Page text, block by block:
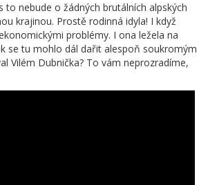
nebude o žádných brutálních alpských
krajinou. Prostě rodinná idyla! I když
problémy. I ona ležela na
se tu mohlo dál dařit alespoň soukromým
Vilém Dubnička? To vám neprozradíme,